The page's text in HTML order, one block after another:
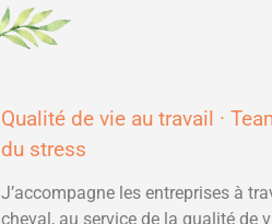
Qualité de vie au travail ·
du stress
J’accompagne les entreprises à
cheval, au service de la qualité de